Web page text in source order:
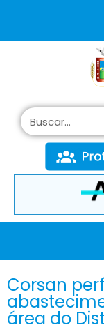
Corsan
área do